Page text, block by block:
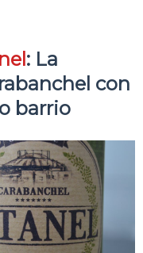
: La
con
barrio